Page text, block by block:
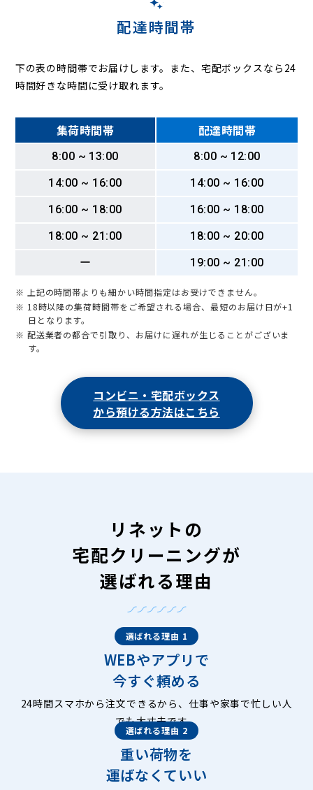
配達時間帯
下の表の時間帯でお届けします。また、宅配ボックスなら24
時間好きな時間に受け取れます。
集荷時間帯 配達時間帯
8:00 ~ 13:00
8:00 ~ 12:00
14:00 ~ 16:00
14:00 ~ 16:00
16:00 ~ 18:00
16:00 ~ 18:00
18:00 ~ 21:00
18:00 ~ 20:00
ー
19:00 ~ 21:00
※ 上記の時間帯よりも細かい時間指定はお受けできません。
※ 18時以降の集荷時間帯をご希望される場合、最短のお届け日が+1
日となります。
※ 配送業者の都合で引取り、お届けに遅れが生じることがございま
す。
コンビニ・宅配ボックス
から預ける方法はこちら
リネットの
宅配クリーニングが
選ばれる理由
選ばれる理由 1
WEBやアプリで
今すぐ頼める
24時間スマホから注文できるから、仕事や家事で忙しい人
でも大丈夫です。
選ばれる理由 2
重い荷物を
運ばなくていい